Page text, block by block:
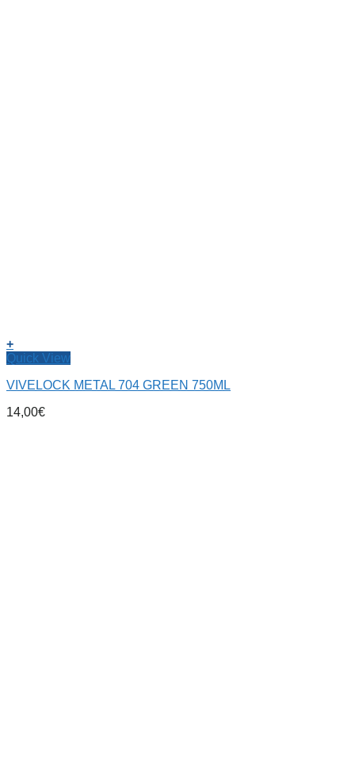
+
Quick View
VIVELOCK METAL 704 GREEN 750ML
14,00€